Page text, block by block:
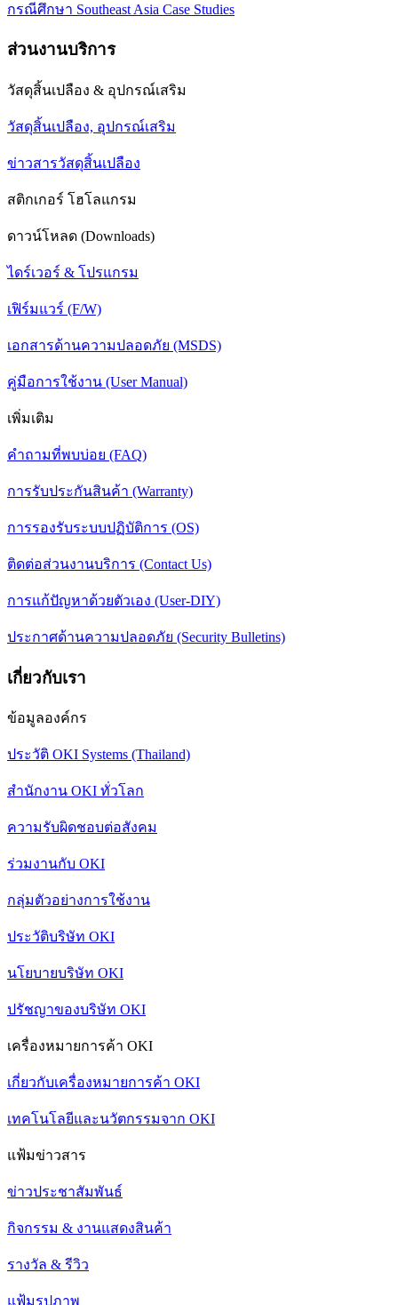
กรณีศึกษา Southeast Asia Case Studies
ส่วนงานบริการ
วัสดุสิ้นเปลือง & อุปกรณ์เสริม
วัสดุสิ้นเปลือง, อุปกรณ์เสริม
ข่าวสารวัสดุสิ้นเปลือง
สติกเกอร์ โฮโลแกรม
ดาวน์โหลด (Downloads)
ไดร์เวอร์ & โปรแกรม
เฟิร์มแวร์ (F/W)
เอกสารด้านความปลอดภัย (MSDS)
คู่มือการใช้งาน (User Manual)
เพิ่มเติม
คำถามที่พบบ่อย (FAQ)
การรับประกันสินค้า (Warranty)
การรองรับระบบปฏิบัติการ (OS)
ติดต่อส่วนงานบริการ (Contact Us)
การแก้ปัญหาด้วยตัวเอง (User-DIY)
ประกาศด้านความปลอดภัย (Security Bulletins)
เกี่ยวกับเรา
ข้อมูลองค์กร
ประวัติ OKI Systems (Thailand)
สำนักงาน OKI ทั่วโลก
ความรับผิดชอบต่อสังคม
ร่วมงานกับ OKI
กลุ่มตัวอย่างการใช้งาน
ประวัติบริษัท OKI
นโยบายบริษัท OKI
ปรัชญาของบริษัท OKI
เครื่องหมายการค้า OKI
เกี่ยวกับเครื่องหมายการค้า OKI
เทคโนโลยีและนวัตกรรมจาก OKI
แฟ้มข่าวสาร
ข่าวประชาสัมพันธ์
กิจกรรม & งานแสดงสินค้า
รางวัล & รีวิว
แฟ้มรูปภาพ